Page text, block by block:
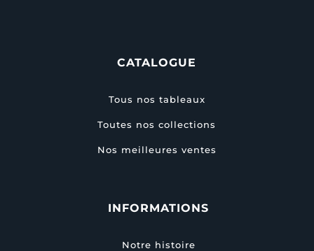
CATALOGUE
Tous nos tableaux
Toutes nos collections
Nos meilleures ventes
INFORMATIONS
Notre histoire